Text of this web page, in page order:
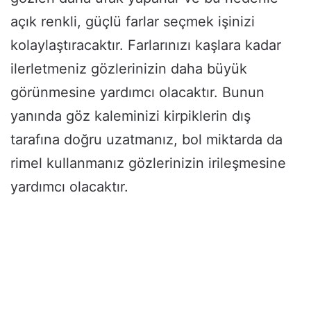
açık renkli, güçlü farlar seçmek işinizi
kolaylaştıracaktır. Farlarınızı kaşlara kadar
ilerletmeniz gözlerinizin daha büyük
görünmesine yardımcı olacaktır. Bunun
yanında göz kaleminizi kirpiklerin dış
tarafına doğru uzatmanız, bol miktarda da
rimel kullanmanız gözlerinizin irileşmesine
yardımcı olacaktır.